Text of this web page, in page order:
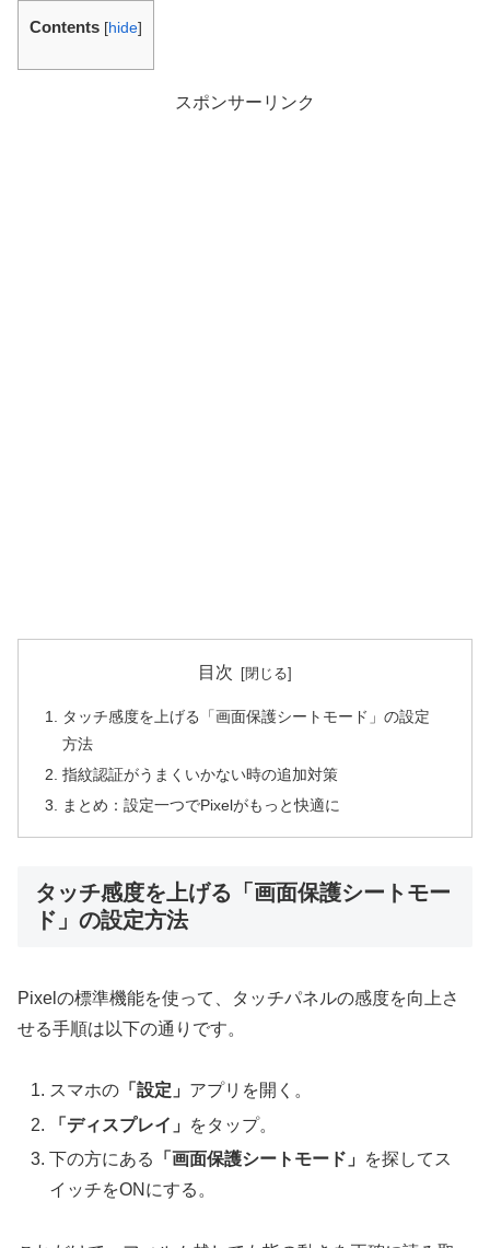
Contents [hide]
スポンサーリンク
目次
タッチ感度を上げる「画面保護シートモード」の設定
方法
指紋認証がうまくいかない時の追加対策
まとめ：設定一つでPixelがもっと快適に
タッチ感度を上げる「画面保護シートモー
ド」の設定方法
Pixelの標準機能を使って、タッチパネルの感度を向上さ
せる手順は以下の通りです。
スマホの 「設定」 アプリを開く。
「ディスプレイ」
をタップ。
下の方にある
「画面保護シートモード」
を探してス
イッチをONにする。